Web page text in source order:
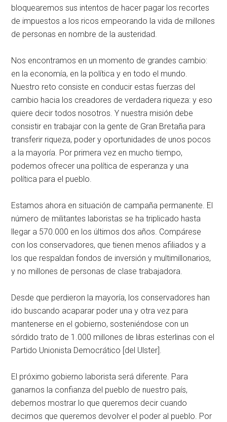
bloquearemos sus intentos de hacer pagar los recortes
de impuestos a los ricos empeorando la vida de millones
de personas en nombre de la austeridad.
Nos encontramos en un momento de grandes cambio:
en la economía, en la política y en todo el mundo.
Nuestro reto consiste en conducir estas fuerzas del
cambio hacia los creadores de verdadera riqueza: y eso
quiere decir todos nosotros. Y nuestra misión debe
consistir en trabajar con la gente de Gran Bretaña para
transferir riqueza, poder y oportunidades de unos pocos
a la mayoría. Por primera vez en mucho tiempo,
podemos ofrecer una política de esperanza y una
política para el pueblo.
Estamos ahora en situación de campaña permanente. El
número de militantes laboristas se ha triplicado hasta
llegar a 570.000 en los últimos dos años. Compárese
con los conservadores, que tienen menos afiliados y a
los que respaldan fondos de inversión y multimillonarios,
y no millones de personas de clase trabajadora.
Desde que perdieron la mayoría, los conservadores han
ido buscando acaparar poder una y otra vez para
mantenerse en el gobierno, sosteniéndose con un
sórdido trato de 1.000 millones de libras esterlinas con el
Partido Unionista Democrático [del Ulster].
El próximo gobierno laborista será diferente. Para
ganarnos la confianza del pueblo de nuestro país,
debemos mostrar lo que queremos decir cuando
decimos que queremos devolver el poder al pueblo. Por